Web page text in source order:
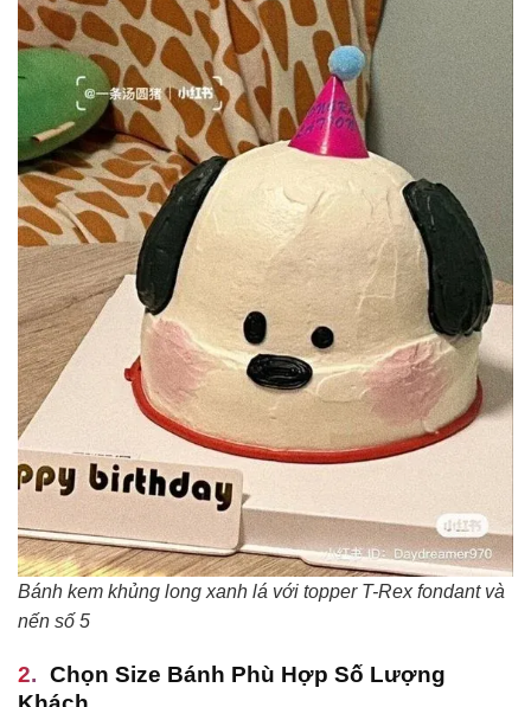
Bánh kem khủng long xanh lá với topper T-Rex fondant và
nến số 5
Chọn Size Bánh Phù Hợp Số Lượng